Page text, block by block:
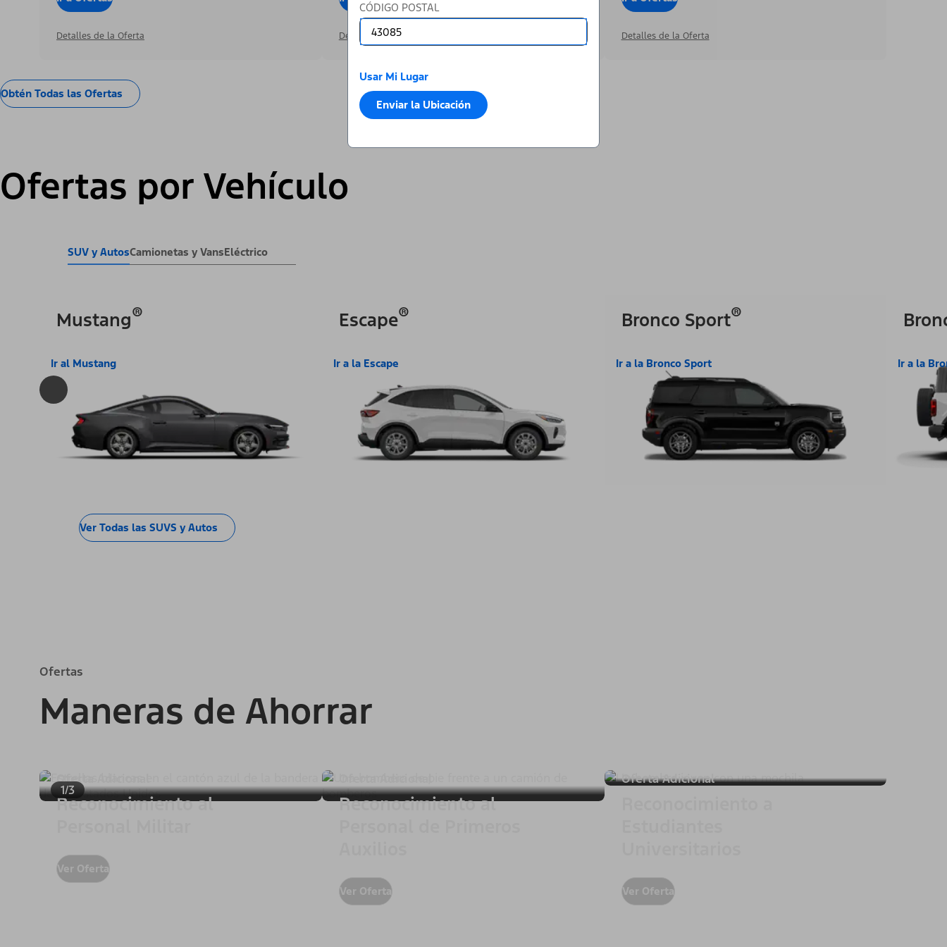
CÓDIGO POSTAL
Usar Mi Lugar
Enviar la Ubicación
Detalles de la Oferta Detalles de la Oferta Detalles de la Oferta
Obtén Todas las Ofertas
Ofertas por Vehículo
SUV y AutosCamionetas y VansEléctrico
Mustang®
Ir al Mustang
Escape®
Ir a la Escape
Bronco Sport®
Ir a la Bronco Sport Ir a la
Ver Todas las SUVS y Autos
Ofertas
Maneras de Ahorrar
1/3
Oferta Adicional
Reconocimiento al
Ver Oferta
Reconocimiento al
Ver Oferta
Oferta Adicional
Ver Oferta